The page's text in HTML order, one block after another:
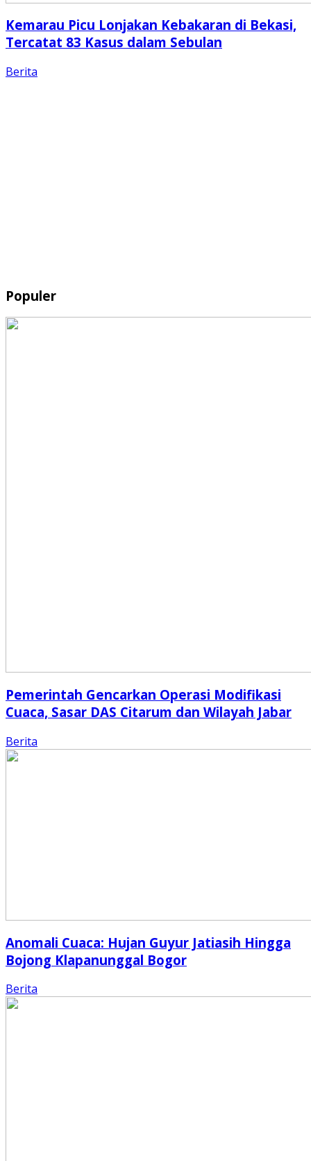
Kemarau Picu Lonjakan Kebakaran di Bekasi,
Tercatat 83 Kasus dalam Sebulan
Berita
Populer
Pemerintah Gencarkan Operasi Modifikasi
Cuaca, Sasar DAS Citarum dan Wilayah Jabar
Berita
Anomali Cuaca: Hujan Guyur Jatiasih Hingga
Bojong Klapanunggal Bogor
Berita